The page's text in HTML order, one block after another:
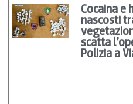
Cocaina e
nascosti
scatta
Polizia a